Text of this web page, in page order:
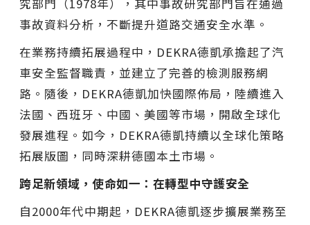
究部門（1978年），其中事故研究部門旨在通過
事故資料分析，不斷提升道路交通安全水準。
在業務持續拓展過程中，DEKRA德凱承擔起了汽
車安全監督職責，並建立了完善的檢測服務網
路。隨後，DEKRA德凱加快國際佈局，陸續進入
法國、西班牙、中國、美國等市場，開啟全球化
發展進程。如今，DEKRA德凱持續以全球化策略
拓展版圖，同時深耕德國本土市場。
跨足新領域，使命如一：在轉型中守護安全
自2000年代中期起，DEKRA德凱逐步擴展業務至